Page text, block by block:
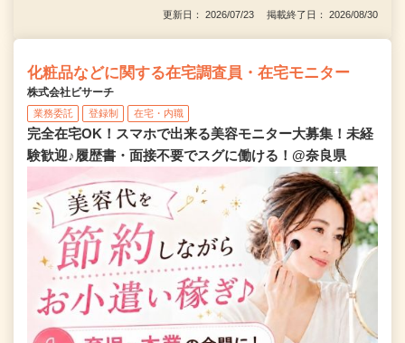
更新日： 2026/07/23 掲載終了日： 2026/08/30
化粧品などに関する在宅調査員・在宅モニター
株式会社ビサーチ
業務委託 登録制 在宅・内職
完全在宅OK！スマホで出来る美容モニター大募集！未経
験歓迎♪履歴書・面接不要でスグに働ける！@奈良県